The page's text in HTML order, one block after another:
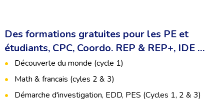
Des formations gratuites pour les PE et
étudiants, CPC, Coordo. REP & REP+, IDE …
Découverte du monde (cycle 1)
Math & francais (cyles 2 & 3)
Démarche d'investigation, EDD, PES (Cycles 1, 2 & 3)